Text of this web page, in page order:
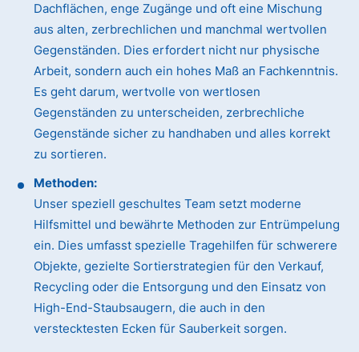
Dachflächen, enge Zugänge und oft eine Mischung
aus alten, zerbrechlichen und manchmal wertvollen
Gegenständen. Dies erfordert nicht nur physische
Arbeit, sondern auch ein hohes Maß an Fachkenntnis.
Es geht darum, wertvolle von wertlosen
Gegenständen zu unterscheiden, zerbrechliche
Gegenstände sicher zu handhaben und alles korrekt
zu sortieren.
Methoden:
Unser speziell geschultes Team setzt moderne
Hilfsmittel und bewährte Methoden zur Entrümpelung
ein. Dies umfasst spezielle Tragehilfen für schwerere
Objekte, gezielte Sortierstrategien für den Verkauf,
Recycling oder die Entsorgung und den Einsatz von
High-End-Staubsaugern, die auch in den
verstecktesten Ecken für Sauberkeit sorgen.